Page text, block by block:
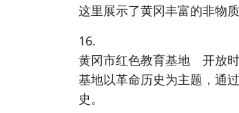
这里展示了黄冈丰富的非物
16.
黄冈市红色教育基地 开放
基地以革命历史为主题，通
史。